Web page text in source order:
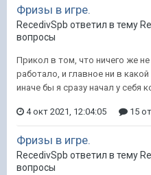
Фризы в игре.
RecedivSpb ответил в тему
вопросы
Прикол в том, что ничего же
работало, и главное ни в
иначе бы я сразу начал у себя
4 окт 2021, 12:04:05 15
Фризы в игре.
RecedivSpb ответил в тему
вопросы